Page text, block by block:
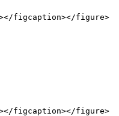
figcaption></figure>
figcaption></figure>